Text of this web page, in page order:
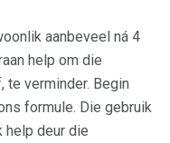
aanbeveel ná 4
help om die
te verminder. Begin
formule. Die gebruik
help deur die